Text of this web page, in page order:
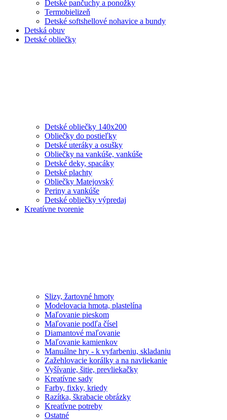
Detské pančuchy a ponožky
Termobielizeň
Detské softshellové nohavice a bundy
Detská obuv
Detské obliečky
Detské obliečky 140x200
Obliečky do postieľky
Detské uteráky a osušky
Obliečky na vankúše, vankúše
Detské deky, spacáky
Detské plachty
Obliečky Matejovský
Periny a vankúše
Detské obliečky výpredaj
Kreatívne tvorenie
Slizy, žartovné hmoty
Modelovacia hmota, plastelína
Maľovanie pieskom
Maľovanie podľa čísel
Diamantové maľovanie
Maľovanie kamienkov
Manuálne hry - k vyfarbeniu, skladaniu
Zažehlovacie korálky a na navliekanie
Vyšívanie, šitie, prevliekačky
Kreatívne sady
Farby, fixky, kriedy
Razítka, škrabacie obrázky
Kreatívne potreby
Ostatné